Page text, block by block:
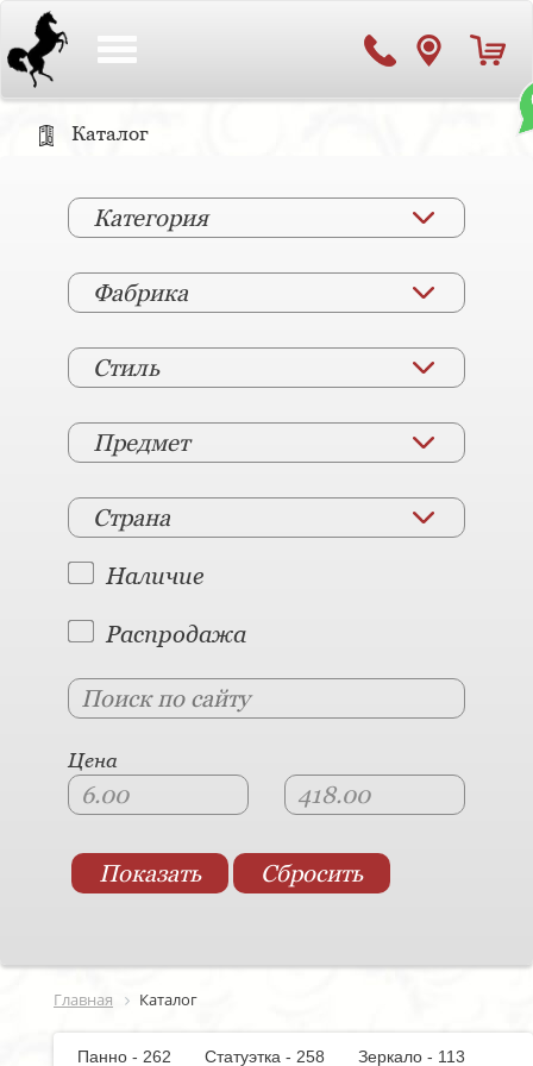
Каталог
Категория
Фабрика
Стиль
Предмет
Страна
Наличие
Распродажа
Цена
Главная Каталог
Панно - 262 Статуэтка - 258
Зеркало - 113